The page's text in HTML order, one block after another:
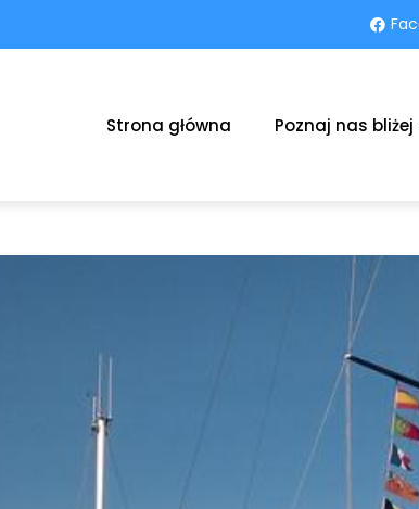
Strona główna Poznaj nas bliżej